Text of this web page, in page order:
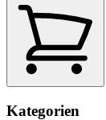
Kategorien